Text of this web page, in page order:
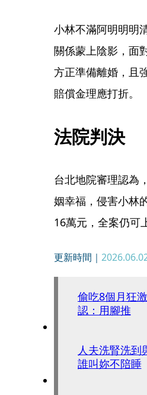
小林不滿阿明明明
關係蒙上陰影，面
方正準備離婚，且
賠償金理應打折。
法院判決
台北地院審理認為
姻幸福，侵害小林
16萬元，全案仍可
更新時間｜
偷吃8個月狂
認：用腳推
人夫洗腎洗
誰叫妳不陪睡